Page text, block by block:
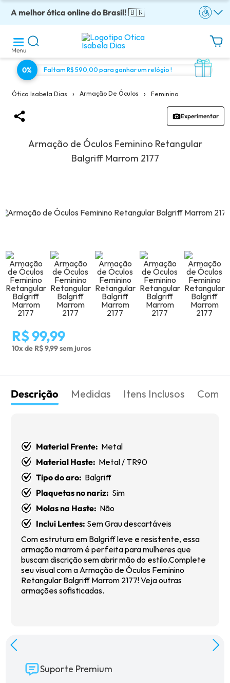
A melhor ótica online do Brasil!🇧🇷
Óculos completos armação + lentes a partir: R$199
Adquira em até 10x sem juros!
Enviamos para todo o Brasil!
Óculos de grau com preço justo!
Menu
0% Faltam R$ 590,00 para ganhar um relógio !
Ótica Isabela Dias › Armação De Óculos › Feminino
Experimentar
Armação de Óculos Feminino Retangular
Balgriff Marrom 2177
R$ 99,99
10x de R$ 9,99 sem juros
Descrição Medidas Itens Inclusos Como
Material Frente: Metal
Material Haste: Metal / TR90
Tipo do aro: Balgriff
Plaquetas no nariz: Sim
Molas na Haste: Não
Inclui Lentes: Sem Grau descartáveis
Com estrutura em Balgriff leve e resistente, essa
armação marrom é perfeita para mulheres que
buscam discrição sem abrir mão do estilo.Complete
seu visual com a Armação de Óculos Feminino
Retangular Balgriff Marrom 2177! Veja outras
armaçõessofisticadas.
Suporte Premium